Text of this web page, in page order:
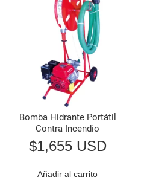
Bomba Hidrante Portátil
Contra Incendio
$1,655 USD
Añadir al carrito